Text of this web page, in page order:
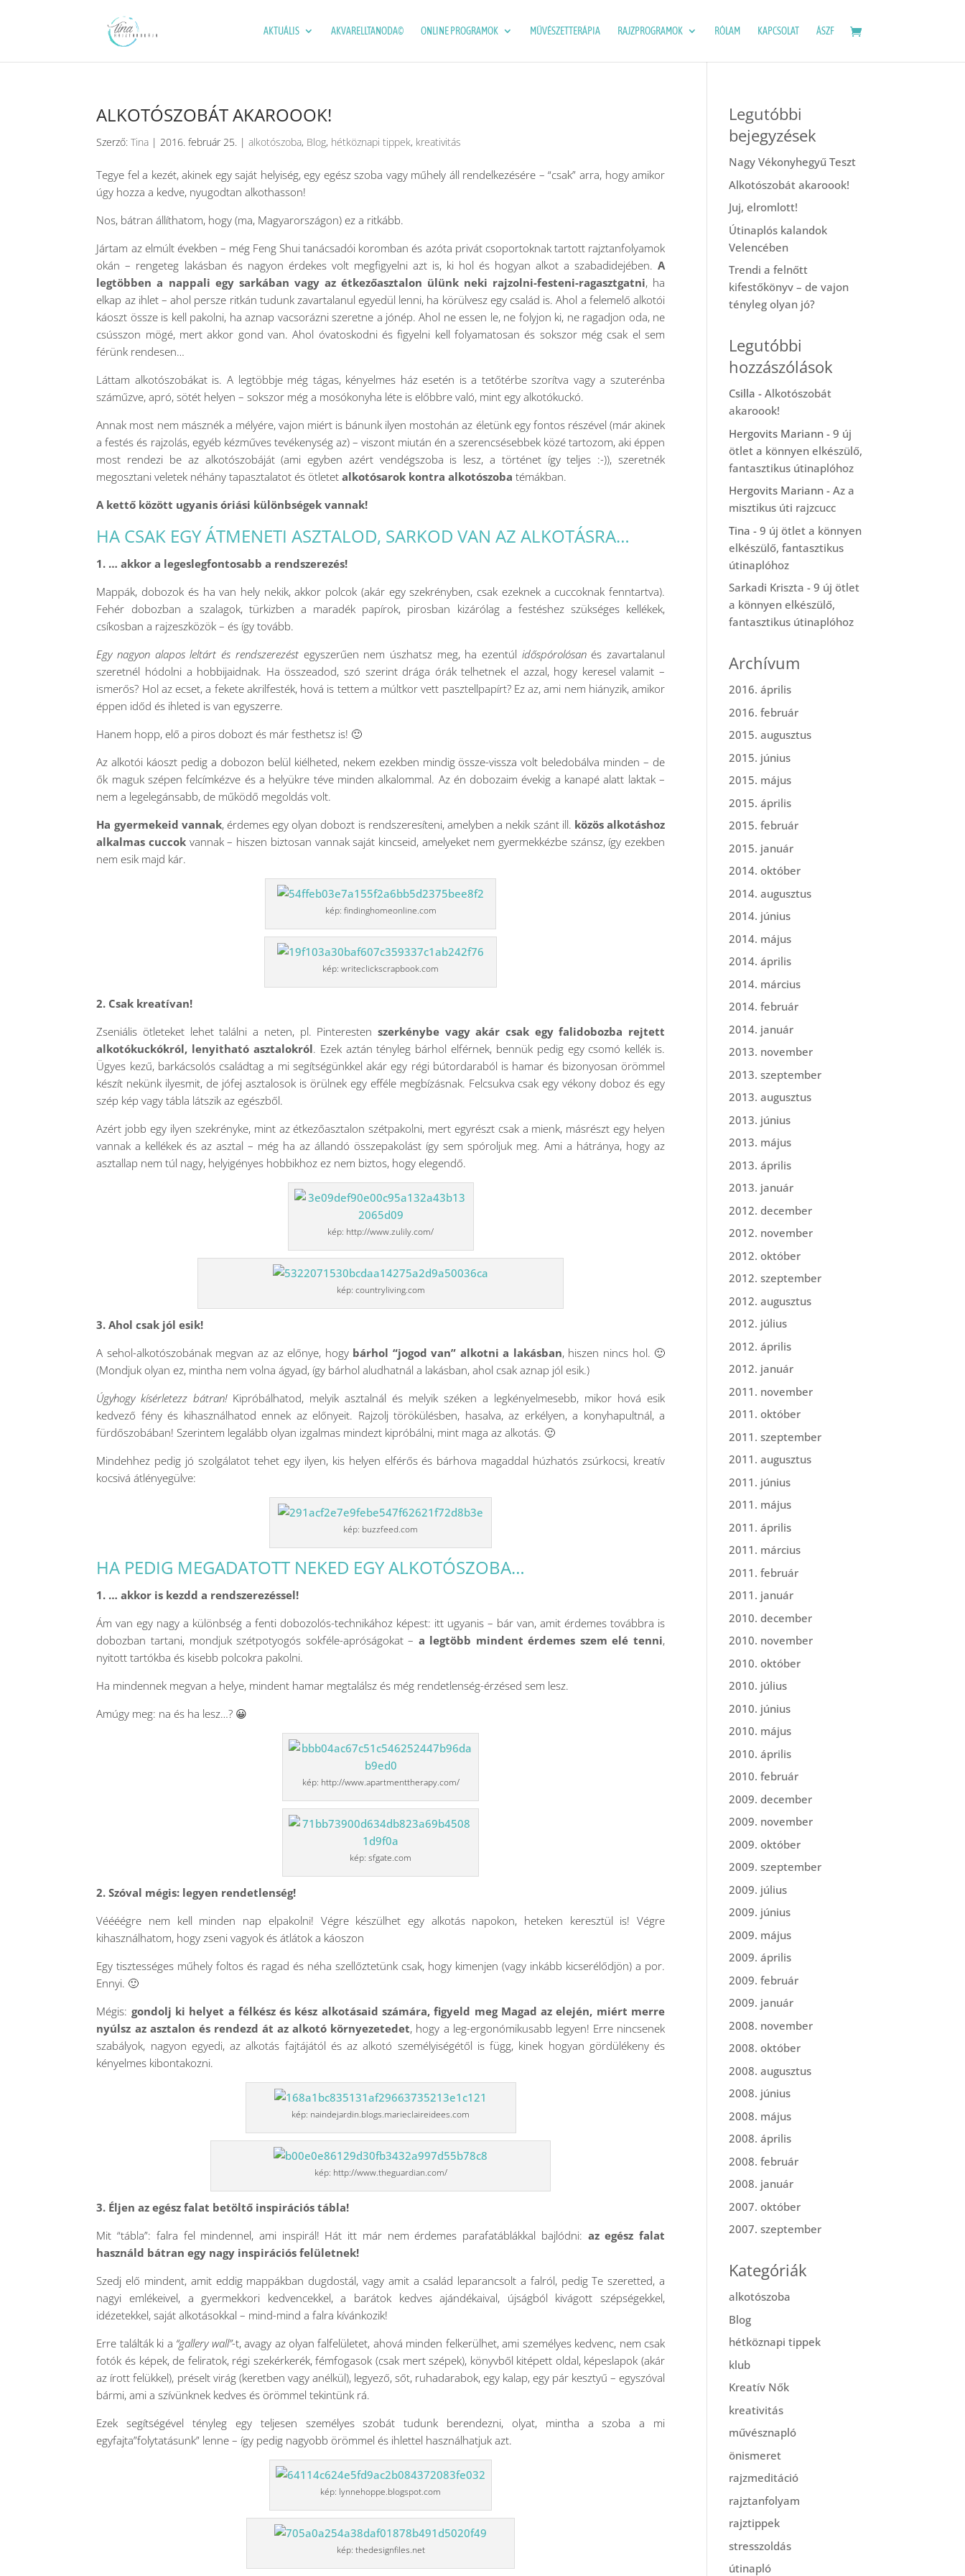
AKTUÁLIS AKVARELLTANODA© ONLINE PROGRAMOK MŰVÉSZETTERÁPIA RAJZPROGRAMOK RÓLAM KAPCSOLAT ÁSZF
ALKOTÓSZOBÁT AKAROOOK!
Szerző:Tina |2016. február 25. |alkotószoba, Blog, hétköznapi tippek, kreativitás
Tegye fel a kezét, akinek egy saját helyiség, egy egész szoba vagy műhely áll rendelkezésére – “csak” arra, hogy amikor
úgy hozza a kedve, nyugodtan alkothasson!
Nos, bátran állíthatom, hogy (ma, Magyarországon) ez a ritkább.
Jártam az elmúlt években – még Feng Shui tanácsadói koromban és azóta privát csoportoknak tartott rajztanfolyamok
okán – rengeteg lakásban és nagyon érdekes volt megfigyelni azt is, ki hol és hogyan alkot a szabadidejében.A
legtöbben a nappali egy sarkában vagy az étkezőasztalon ülünk neki rajzolni-festeni-ragasztgatni, ha
elkap az ihlet – ahol persze ritkán tudunk zavartalanul egyedül lenni, ha körülvesz egy család is. Ahol a felemelő alkotói
káoszt össze is kell pakolni, ha aznap vacsorázni szeretne a jónép. Ahol ne essen le, ne folyjon ki, ne ragadjon oda, ne
csússzon mögé, mert akkor gond van. Ahol óvatoskodni és figyelni kell folyamatosan és sokszor még csak el sem
férünk rendesen…
Láttam alkotószobákat is. A legtöbbje még tágas, kényelmes ház esetén is a tetőtérbe szorítva vagy a szuterénba
száműzve, apró, sötét helyen – sokszor még a mosókonyha léte is előbbre való, mint egy alkotókuckó.
Annak most nem másznék a mélyére, vajon miért is bánunk ilyen mostohán az életünk egy fontos részével (már akinek
a festés és rajzolás, egyéb kézműves tevékenység az) – viszont miután én a szerencsésebbek közé tartozom, aki éppen
most rendezi be az alkotószobáját (ami egyben azért vendégszoba is lesz, a történet így teljes :-)), szeretnék
megosztani veletek néhány tapasztalatot és ötletetalkotósarok kontra alkotószoba témákban.
A kettő között ugyanis óriási különbségek vannak!
HA CSAK EGY ÁTMENETI ASZTALOD, SARKOD VAN AZ ALKOTÁSRA…
1. … akkor a legeslegfontosabb a rendszerezés!
Mappák, dobozok és ha van hely nekik, akkor polcok (akár egy szekrényben, csak ezeknek a cuccoknak fenntartva).
Fehér dobozban a szalagok, türkizben a maradék papírok, pirosban kizárólag a festéshez szükséges kellékek,
csíkosban a rajzeszközök – és így tovább.
Egy nagyon alapos leltárt és rendszerezéstegyszerűen nem úszhatsz meg, ha ezentúl időspórolósanés zavartalanul
szeretnél hódolni a hobbijaidnak. Ha összeadod, szó szerint drága órák telhetnek el azzal, hogy keresel valamit –
ismerős? Hol az ecset, a fekete akrilfesték, hová is tettem a múltkor vett pasztellpapírt? Ez az, ami nem hiányzik, amikor
éppen időd és ihleted is van egyszerre.
Hanem hopp, elő a piros dobozt és már festhetsz is! 🙂
Az alkotói káoszt pedig a dobozon belül kiélheted, nekem ezekben mindig össze-vissza volt beledobálva minden – de
ők maguk szépen felcímkézve és a helyükre téve minden alkalommal. Az én dobozaim évekig a kanapé alatt laktak –
nem a legelegánsabb, de működő megoldás volt.
Ha gyermekeid vannak, érdemes egy olyan dobozt is rendszeresíteni, amelyben a nekik szánt ill. közös alkotáshoz
alkalmas cuccok vannak – hiszen biztosan vannak saját kincseid, amelyeket nem gyermekkézbe szánsz, így ezekben
nem esik majd kár.
kép: findinghomeonline.com
kép: writeclickscrapbook.com
2. Csak kreatívan!
Zseniális ötleteket lehet találni a neten, pl. Pinteresten szerkénybe vagy akár csak egy falidobozba rejtett
alkotókuckókról, lenyitható asztalokról. Ezek aztán tényleg bárhol elférnek, bennük pedig egy csomó kellék is.
Ügyes kezű, barkácsolós családtag a mi segítségünkkel akár egy régi bútordaraból is hamar és bizonyosan örömmel
készít nekünk ilyesmit, de jófej asztalosok is örülnek egy efféle megbízásnak. Felcsukva csak egy vékony doboz és egy
szép kép vagy tábla látszik az egészből.
Azért jobb egy ilyen szekrényke, mint az étkezőasztalon szétpakolni, mert egyrészt csak a mienk, másrészt egy helyen
vannak a kellékek és az asztal – még ha az állandó összepakolást így sem spóroljuk meg. Ami a hátránya, hogy az
asztallap nem túl nagy, helyigényes hobbikhoz ez nem biztos, hogy elegendő.
kép: http://www.zulily.com/
kép: countryliving.com
3. Ahol csak jól esik!
A sehol-alkotószobának megvan az az előnye, hogy bárhol “jogod van” alkotni a lakásban, hiszen nincs hol. 🙂
(Mondjuk olyan ez, mintha nem volna ágyad, így bárhol aludhatnál a lakásban, ahol csak aznap jól esik.)
Úgyhogy kísérletezz bátran!Kipróbálhatod, melyik asztalnál és melyik széken a legkényelmesebb, mikor hová esik
kedvező fény és kihasználhatod ennek az előnyeit. Rajzolj törökülésben, hasalva, az erkélyen, a konyhapultnál, a
fürdőszobában! Szerintem legalább olyan izgalmas mindezt kipróbálni, mint maga az alkotás. 🙂
Mindehhez pedig jó szolgálatot tehet egy ilyen, kis helyen elférős és bárhova magaddal húzhatós zsúrkocsi, kreatív
kocsivá átlényegülve:
kép: buzzfeed.com
HA PEDIG MEGADATOTT NEKED EGY ALKOTÓSZOBA…
1. … akkor is kezdd a rendszerezéssel!
Ám van egy nagy a különbség a fenti dobozolós-technikához képest: itt ugyanis – bár van, amit érdemes továbbra is
dobozban tartani, mondjuk szétpotyogós sokféle-apróságokat – a legtöbb mindent érdemes szem elé tenni,
nyitott tartókba és kisebb polcokra pakolni.
Ha mindennek megvan a helye, mindent hamar megtalálsz és még rendetlenség-érzésed sem lesz.
Amúgy meg: na és ha lesz…? 😀
kép: http://www.apartmenttherapy.com/
kép: sfgate.com
2. Szóval mégis: legyen rendetlenség!
Véééégre nem kell minden nap elpakolni! Végre készülhet egy alkotás napokon, heteken keresztül is! Végre
kihasználhatom, hogy zseni vagyok és átlátok a káoszon
Egy tisztességes műhely foltos és ragad és néha szellőztetünk csak, hogy kimenjen (vagy inkább kicserélődjön) a por.
Ennyi. 🙂
Mégis: gondolj ki helyet a félkész és kész alkotásaid számára, figyeld meg Magad az elején, miért merre
nyúlsz az asztalon és rendezd át az alkotó környezetedet, hogy a leg-ergonómikusabb legyen! Erre nincsenek
szabályok, nagyon egyedi, az alkotás fajtájától és az alkotó személyiségétől is függ, kinek hogyan gördülékeny és
kényelmes kibontakozni.
kép: naindejardin.blogs.marieclaireidees.com
kép: http://www.theguardian.com/
3. Éljen az egész falat betöltő inspirációs tábla!
Mit “tábla”: falra fel mindennel, ami inspirál! Hát itt már nem érdemes parafatáblákkal bajlódni: az egész falat
használd bátran egy nagy inspirációs felületnek!
Szedj elő mindent, amit eddig mappákban dugdostál, vagy amit a család leparancsolt a falról, pedig Te szeretted, a
nagyi emlékeivel, a gyermekkori kedvencekkel, a barátok kedves ajándékaival, újságból kivágott szépségekkel,
idézetekkel, saját alkotásokkal – mind-mind a falra kívánkozik!
Erre találták ki a “gallery wall”-t, avagy az olyan falfelületet, ahová minden felkerülhet, ami személyes kedvenc, nem csak
fotók és képek, de feliratok, régi szekérkerék, fémfogasok (csak mert szépek), könyvből kitépett oldal, képeslapok (akár
az írott felükkel), préselt virág (keretben vagy anélkül), legyező, sőt, ruhadarabok, egy kalap, egy pár kesztyű – egyszóval
bármi, ami a szívünknek kedves és örömmel tekintünk rá.
Ezek segítségével tényleg egy teljesen személyes szobát tudunk berendezni, olyat, mintha a szoba a mi
egyfajta”folytatásunk” lenne – így pedig nagyobb örömmel és ihlettel használhatjuk azt.
kép: lynnehoppe.blogspot.com
kép: thedesignfiles.net
Legutóbbi
bejegyzések
Nagy Vékonyhegyű Teszt
Alkotószobát akaroook!
Juj, elromlott!
Útinaplós kalandok
Velencében
Trendi a felnőtt
kifestőkönyv – de vajon
tényleg olyan jó?
Legutóbbi
hozzászólások
Csilla -Alkotószobát
akaroook!
Hergovits Mariann -9 új
ötlet a könnyen elkészülő,
fantasztikus útinaplóhoz
Hergovits Mariann -Az a
misztikus úti rajzcucc
Tina -9 új ötlet a könnyen
elkészülő, fantasztikus
útinaplóhoz
Sarkadi Kriszta -9 új ötlet
a könnyen elkészülő,
fantasztikus útinaplóhoz
Archívum
2016. április
2016. február
2015. augusztus
2015. június
2015. május
2015. április
2015. február
2015. január
2014. október
2014. augusztus
2014. június
2014. május
2014. április
2014. március
2014. február
2014. január
2013. november
2013. szeptember
2013. augusztus
2013. június
2013. május
2013. április
2013. január
2012. december
2012. november
2012. október
2012. szeptember
2012. augusztus
2012. július
2012. április
2012. január
2011. november
2011. október
2011. szeptember
2011. augusztus
2011. június
2011. május
2011. április
2011. március
2011. február
2011. január
2010. december
2010. november
2010. október
2010. július
2010. június
2010. május
2010. április
2010. február
2009. december
2009. november
2009. október
2009. szeptember
2009. július
2009. június
2009. május
2009. április
2009. február
2009. január
2008. november
2008. október
2008. augusztus
2008. június
2008. május
2008. április
2008. február
2008. január
2007. október
2007. szeptember
Kategóriák
alkotószoba
Blog
hétköznapi tippek
klub
Kreatív Nők
kreativitás
művésznapló
önismeret
rajzmeditáció
rajztanfolyam
rajztippek
stresszoldás
útinapló